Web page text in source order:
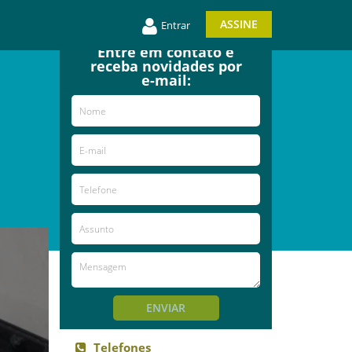
Entrar ASSINE
Entre em contato e
receba novidades por
e-mail:
ENVIAR
Telefones